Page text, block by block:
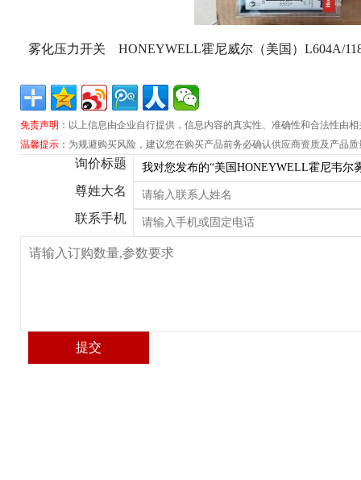
雾化压力开关 HONEYWELL霍尼威尔（美国）L604A/
免责声明： 以上信息由企业自行提供，信息内容的真实性、准确性和合法性由
温馨提示： 为规避购买风险，建议您在购买产品前务必确认供应商资质及产品质
询价标题
尊姓大名
联系手机